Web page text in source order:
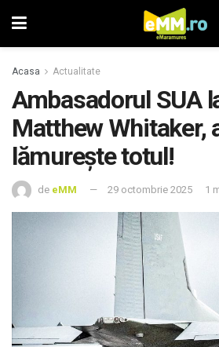
Acasa Actualitate
Ambasadorul SUA
Matthew Whitaker,
lămurește totul!
de eMM 29 octombrie 2025 1